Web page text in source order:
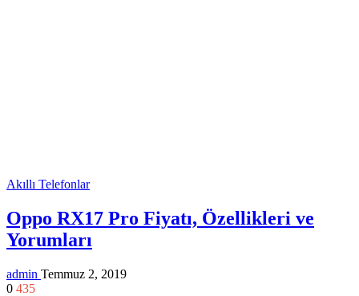
Akıllı Telefonlar
Oppo RX17 Pro Fiyatı, Özellikleri ve
Yorumları
admin Temmuz 2, 2019
0 435